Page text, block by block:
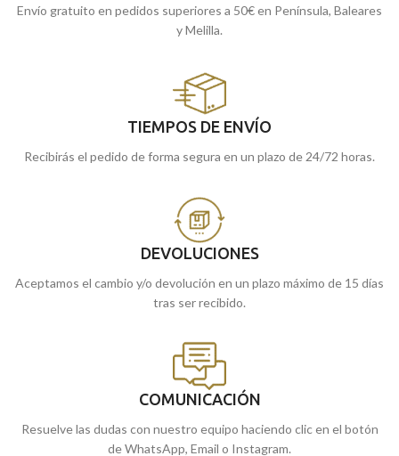
Envío gratuito en pedidos superiores a 50€ en Península, Baleares
y Melilla.
TIEMPOS DE ENVÍO
Recibirás el pedido de forma segura en un plazo de 24/72 horas.
DEVOLUCIONES
Aceptamos el cambio y/o devolución en un plazo máximo de 15 días
tras ser recibido.
COMUNICACIÓN
Resuelve las dudas con nuestro equipo haciendo clic en el botón
de WhatsApp, Email o Instagram.